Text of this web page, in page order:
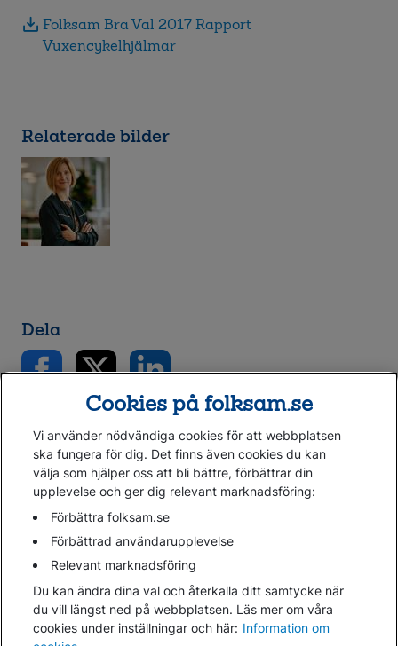
Folksam Bra Val 2017 Rapport
Vuxencykelhjälmar
Relaterade bilder
Dela
Gå direkt till...
Folksam.se
Finansiell information
Lediga jobb
Cookies på folksam.se
Vi använder nödvändiga cookies för att webbplatsen
ska fungera för dig. Det finns även cookies du kan
välja som hjälper oss att bli bättre, förbättrar din
upplevelse och ger dig relevant marknadsföring:
Förbättra folksam.se
Förbättrad användarupplevelse
Relevant marknadsföring
Du kan ändra dina val och återkalla ditt samtycke när
du vill längst ned på webbplatsen. Läs mer om våra
cookies under inställningar och här: Information om